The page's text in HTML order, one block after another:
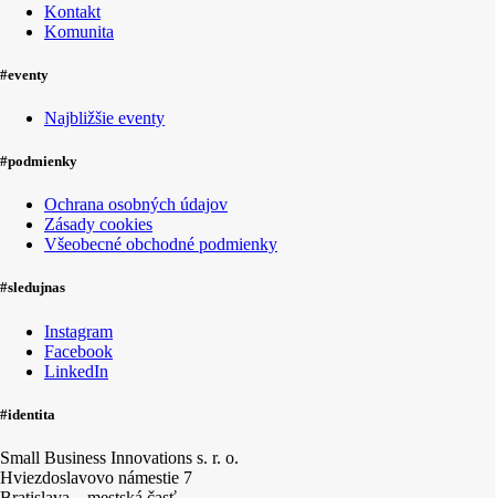
Kontakt
Komunita
#eventy
Najbližšie eventy
#podmienky
Ochrana osobných údajov
Zásady cookies
Všeobecné obchodné podmienky
#sledujnas
Instagram
Facebook
LinkedIn
#identita
Small Business Innovations s. r. o.
Hviezdoslavovo námestie 7